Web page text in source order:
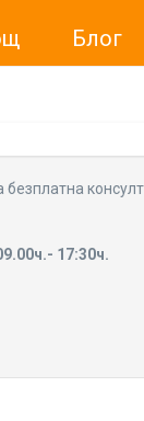
Блог
17:30ч.